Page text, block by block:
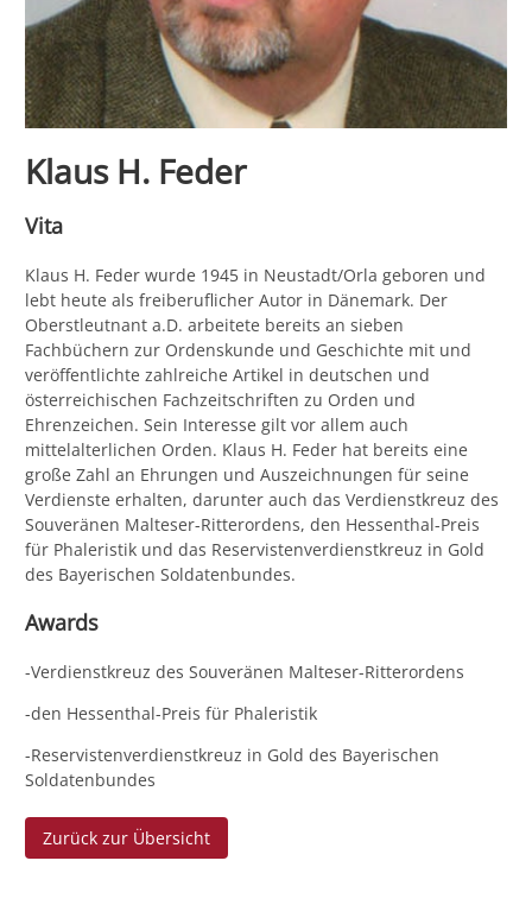
Klaus H. Feder
Vita
Klaus H. Feder wurde 1945 in Neustadt/Orla geboren und
lebt heute als freiberuflicher Autor in Dänemark. Der
Oberstleutnant a.D. arbeitete bereits an sieben
Fachbüchern zur Ordenskunde und Geschichte mit und
veröffentlichte zahlreiche Artikel in deutschen und
österreichischen Fachzeitschriften zu Orden und
Ehrenzeichen. Sein Interesse gilt vor allem auch
mittelalterlichen Orden. Klaus H. Feder hat bereits eine
große Zahl an Ehrungen und Auszeichnungen für seine
Verdienste erhalten, darunter auch das Verdienstkreuz des
Souveränen Malteser-Ritterordens, den Hessenthal-Preis
für Phaleristik und das Reservistenverdienstkreuz in Gold
des Bayerischen Soldatenbundes.
Awards
-Verdienstkreuz des Souveränen Malteser-Ritterordens
-den Hessenthal-Preis für Phaleristik
-Reservistenverdienstkreuz in Gold des Bayerischen
Soldatenbundes
Zurück zur Übersicht